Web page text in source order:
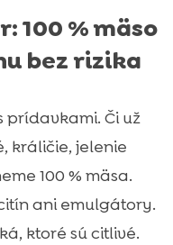
100 % mäso
bez rizika
prídavkami. Či už
králičie, jelenie
100 % mäsa.
ani emulgátory.
ktoré sú citlivé.